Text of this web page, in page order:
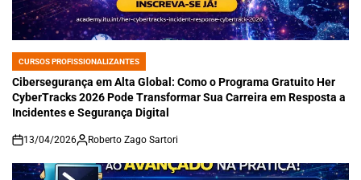
POSTED
IN
CURSOS PROFISSIONALIZANTES
Cibersegurança em Alta Global: Como o Programa Gratuito Her
CyberTracks 2026 Pode Transformar Sua Carreira em Resposta a
Incidentes e Segurança Digital
on
13/04/2026 Roberto Zago Sartori